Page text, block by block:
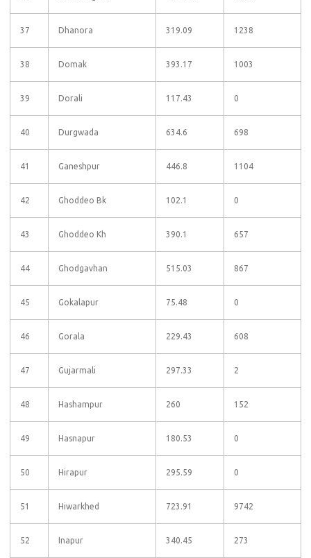
37 Dhanora 319.09 1238
38 Domak 393.17 1003
39 Dorali 117.43 0
40 Durgwada 634.6 698
41 Ganeshpur 446.8 1104
42 Ghoddeo Bk 102.1 0
43 Ghoddeo Kh 390.1 657
44 Ghodgavhan 515.03 867
45 Gokalapur 75.48 0
46 Gorala 229.43 608
47 Gujarmali 297.33 2
48 Hashampur 260 152
49 Hasnapur 180.53 0
50 Hirapur 295.59 0
51 Hiwarkhed 723.91 9742
52 Inapur 340.45 273